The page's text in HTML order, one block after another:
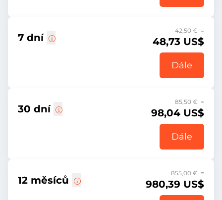
7 dní
42,50 € =
48,73 US$
Dále
30 dní
85,50 € =
98,04 US$
Dále
12 měsíců
855,00 € =
980,39 US$